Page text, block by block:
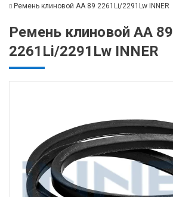
Ремень клиновой AA 89 2261Li/2291Lw INNER
Ремень клиновой AA 89
2261Li/2291Lw INNER